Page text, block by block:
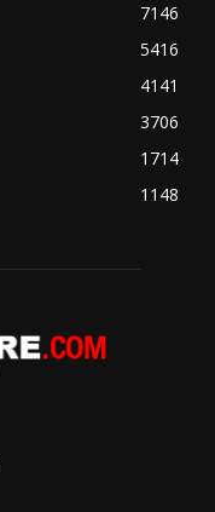
7146
5416
4141
3706
1714
1148